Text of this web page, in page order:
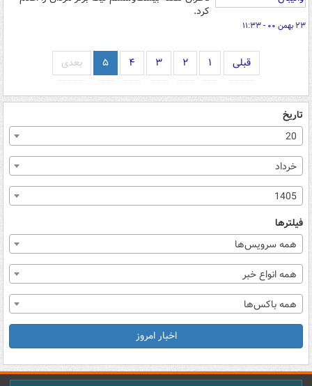
کرد.
۲۳ بهمن ۰۰ - ۱۱:۳۳
قبلی ۱ ۲ ۳ ۴ ۵ بعدی
تاریخ
20
خرداد
1405
فیلترها
همه سرویس‌ها
همه انواع خبر
همه باکس‌ها
اخبار امروز